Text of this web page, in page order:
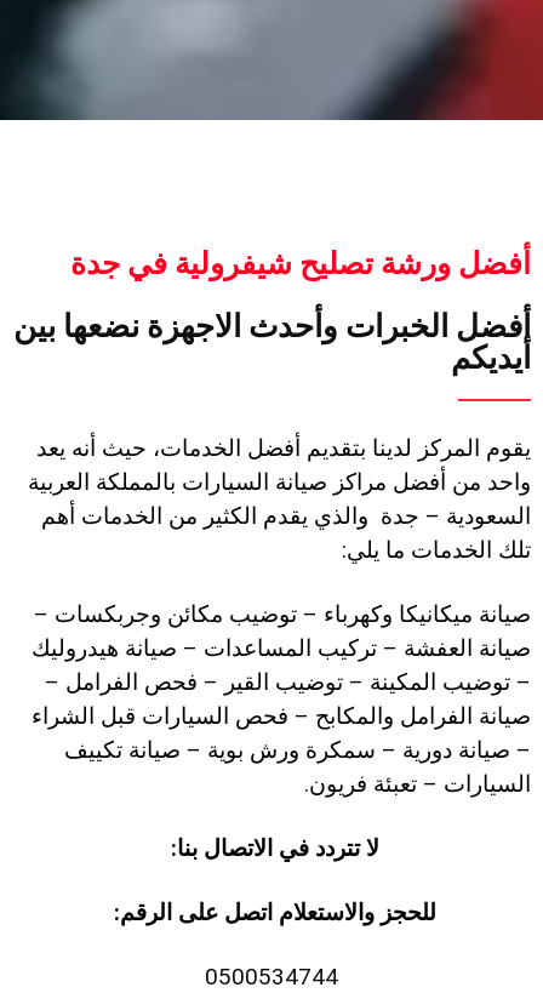
أفضل ورشة تصليح شيفرولية في جدة
أفضل الخبرات وأحدث الاجهزة نضعها بين
أيديكم
يقوم المركز لدينا بتقديم أفضل الخدمات، حيث أنه يعد
واحد من أفضل مراكز صيانة السيارات بالمملكة العربية
السعودية – جدة والذي يقدم الكثير من الخدمات أهم
تلك الخدمات ما يلي:
صيانة ميكانيكا وكهرباء – توضيب مكائن وجربكسات –
صيانة العفشة – تركيب المساعدات – صيانة هيدروليك
– توضيب المكينة – توضيب القير – فحص الفرامل –
صيانة الفرامل والمكابح – فحص السيارات قبل الشراء
– صيانة دورية – سمكرة ورش بوية – صيانة تكييف
السيارات – تعبئة فريون.
لا تتردد في الاتصال بنا:
للحجز والاستعلام اتصل على الرقم:
0500534744